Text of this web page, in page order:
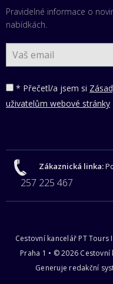
Pravidelné informace o
nabídkách.
* Přečetl/a jsem si
uživatelům webové stránky
Zákaznická linka:
257 225 467
Cestovní kancelář PT Tours
Praha 1 • © 2026
Generuje redakční